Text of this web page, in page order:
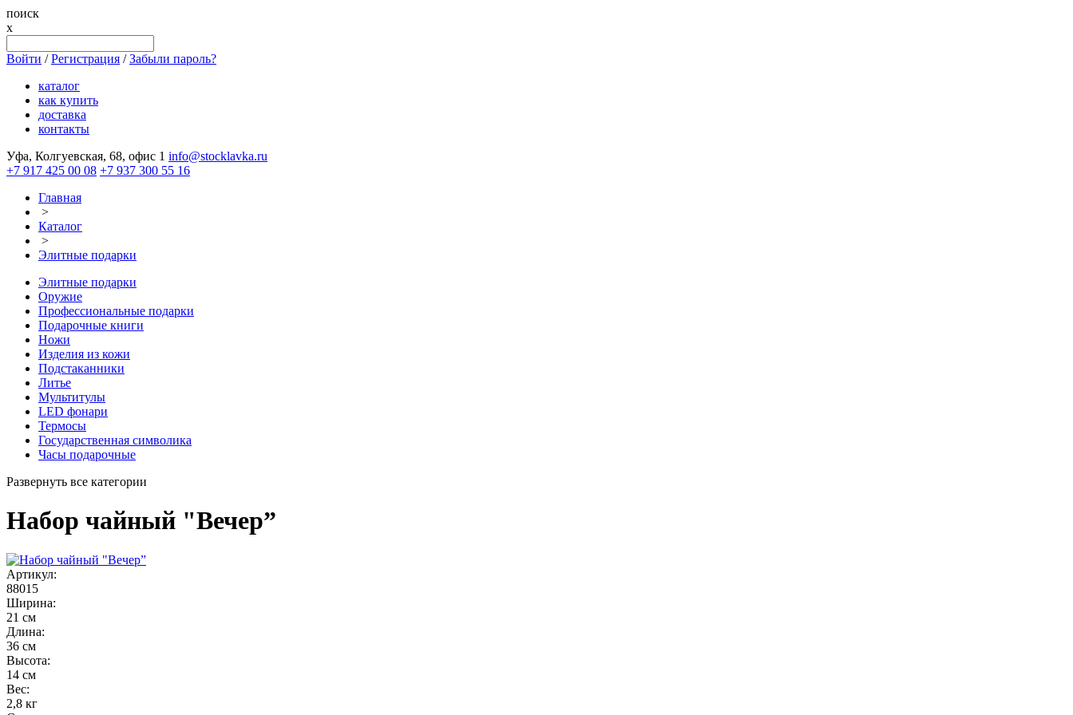
поиск
x
Войти / Регистрация / Забыли пароль?
каталог
как купить
доставка
контакты
Уфа, Колгуевская, 68, офис 1 info@stocklavka.ru
+7 917 425 00 08 +7 937 300 55 16
Главная
>
Каталог
>
Элитные подарки
Элитные подарки
Оружие
Профессиональные подарки
Подарочные книги
Ножи
Изделия из кожи
Подстаканники
Литье
Мультитулы
LED фонари
Термосы
Государственная символика
Часы подарочные
Развернуть все категории
Набор чайный "Вечер”
Артикул:
88015
Ширина:
21 см
Длина:
36 см
Высота:
14 см
Вес:
2,8 кг